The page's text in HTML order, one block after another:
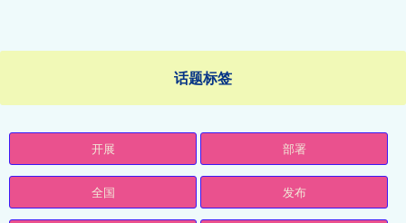
话题标签
开展 部署
全国 发布